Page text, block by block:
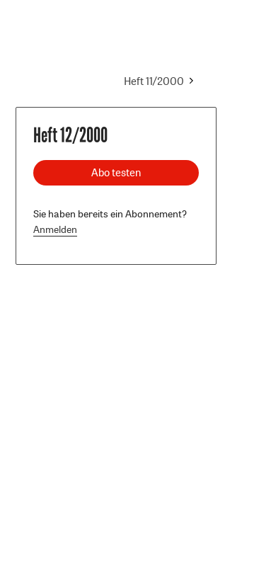
Heft 11/2000
Heft 12/2000
Abo testen
Sie haben bereits ein Abonnement?
Anmelden